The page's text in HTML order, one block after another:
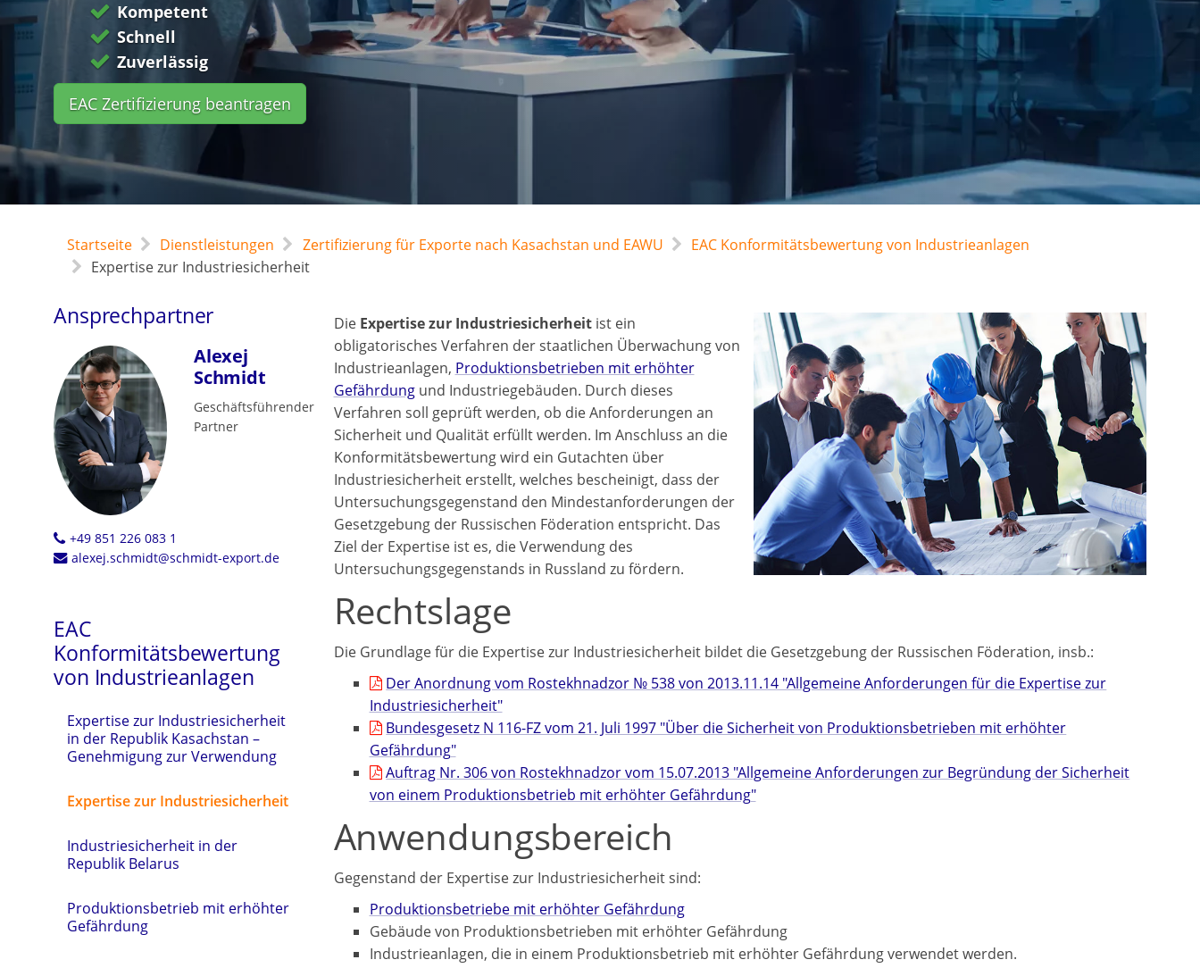
Kompetent
Schnell
Zuverlässig
EAC Zertifizierung beantragen
Startseite Dienstleistungen Zertifizierung für Exporte nach Kasachstan und EAWU
EAC Konformitätsbewertung von Industrieanlagen
Expertise zur Industriesicherheit
Ansprechpartner
Alexej
Schmidt
Geschäftsführender
Partner
+49 851 226 083 1
alexej.schmidt@schmidt-export.de
EAC
Konformitätsbewertung
von Industrieanlagen
Expertise zur Industriesicherheit
in der Republik Kasachstan –
Genehmigung zur Verwendung
Expertise zur Industriesicherheit
Industriesicherheit in der
Republik Belarus
Produktionsbetrieb mit erhöhter
Gefährdung
Die Expertise zur Industriesicherheitist ein
obligatorisches Verfahren der staatlichen Überwachung von
Industrieanlagen, Produktionsbetrieben mit erhöhter
Gefährdungund Industriegebäuden. Durch dieses
Verfahren soll geprüft werden, ob die Anforderungen an
Sicherheit und Qualität erfüllt werden. Im Anschluss an die
Konformitätsbewertung wird ein Gutachten über
Industriesicherheit erstellt, welches bescheinigt, dass der
Untersuchungsgegenstand den Mindestanforderungen der
Gesetzgebung der Russischen Föderation entspricht. Das
Ziel der Expertise ist es, die Verwendung des
Untersuchungsgegenstands in Russland zu fördern.
Rechtslage
Die Grundlage für die Expertise zur Industriesicherheit bildet die Gesetzgebung der Russischen Föderation, insb.:
Der Anordnung vom Rostekhnadzor № 538 von 2013.11.14 "Allgemeine Anforderungen für die Expertise zur
Industriesicherheit"
Bundesgesetz N 116-FZ vom 21. Juli 1997 "Über die Sicherheit von Produktionsbetrieben mit erhöhter
Gefährdung"
Auftrag Nr. 306 von Rostekhnadzor vom 15.07.2013 "Allgemeine Anforderungen zur Begründung der Sicherheit
von einem Produktionsbetrieb mit erhöhter Gefährdung"
Anwendungsbereich
Gegenstand der Expertise zur Industriesicherheit sind:
Produktionsbetriebe mit erhöhter Gefährdung
Gebäude von Produktionsbetrieben mit erhöhter Gefährdung
Industrieanlagen, die in einem Produktionsbetrieb mit erhöhter Gefährdung verwendet werden.